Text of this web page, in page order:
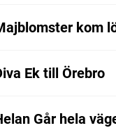
kom
Ek till Örebro
Går hela